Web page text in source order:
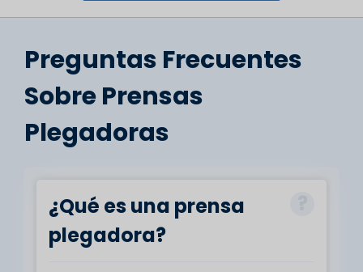
Preguntas Frecuentes
Sobre Prensas
Plegadoras
¿Qué es una prensa
plegadora?